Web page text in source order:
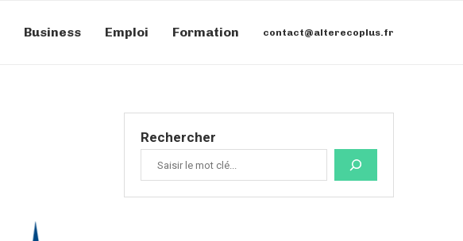
Business Emploi Formation contact@alterecoplus.fr
Rechercher